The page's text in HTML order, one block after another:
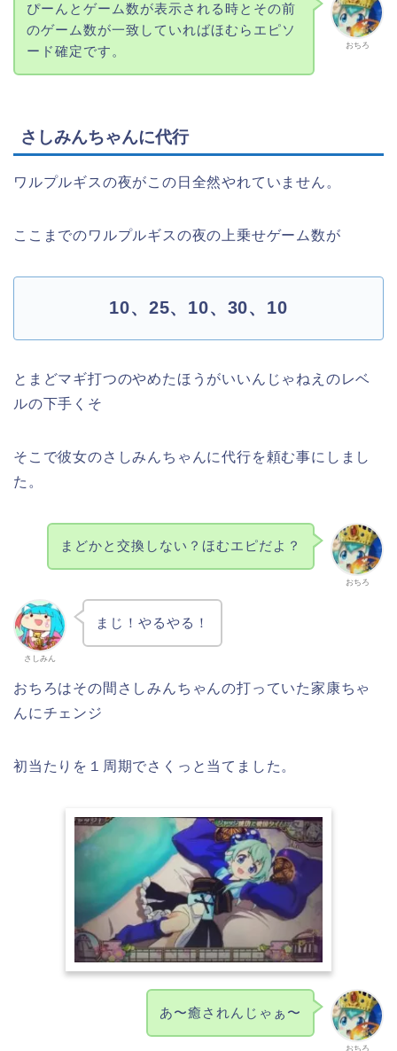
おちろ
ぴーんとゲーム数が表示される時とその前
のゲーム数が一致していればほむらエピソ
ード確定です。
さしみんちゃんに代行
ワルプルギスの夜がこの日全然やれていません。
ここまでのワルプルギスの夜の上乗せゲーム数が
10、25、10、30、10
とまどマギ打つのやめたほうがいいんじゃねえのレベ
ルの下手くそ
そこで彼女のさしみんちゃんに代行を頼む事にしまし
た。
おちろ
まどかと交換しない？ほむエピだよ？
さしみん
まじ！やるやる！
おちろはその間さしみんちゃんの打っていた家康ちゃ
んにチェンジ
初当たりを１周期でさくっと当てました。
おちろ
あ〜癒されんじゃぁ〜